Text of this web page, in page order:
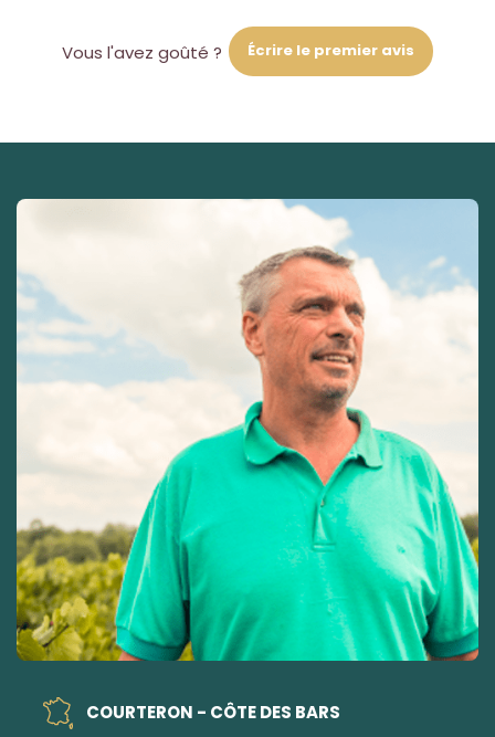
Vous l'avez goûté ? Écrire le premier avis
COURTERON - CÔTE DES BARS